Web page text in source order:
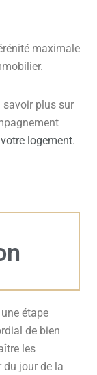
maximale
savoir plus sur
logement.
étape
de bien
les
jour de la